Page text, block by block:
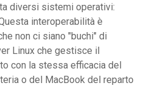
diversi sistemi operativi:
interoperabilità è
non ci siano "buchi" di
Linux che gestisce il
con la stessa efficacia del
o del MacBook del reparto